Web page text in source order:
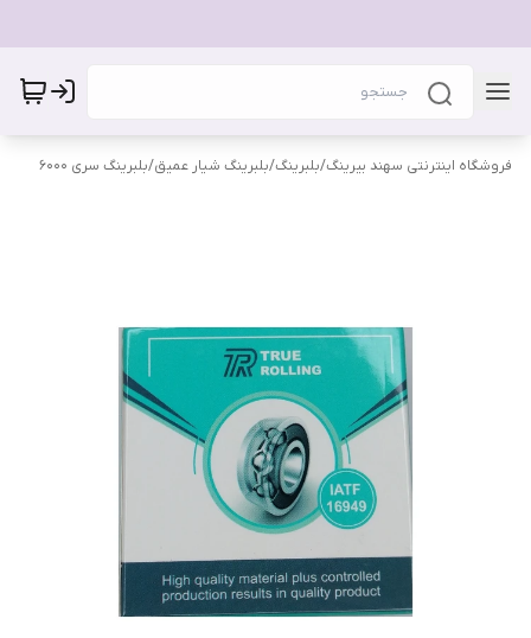
فروشگاه اینترنتی سهند بیرینگ/بلبرینگ/بلبرینگ شیار عمیق/بلبرینگ سری 6000